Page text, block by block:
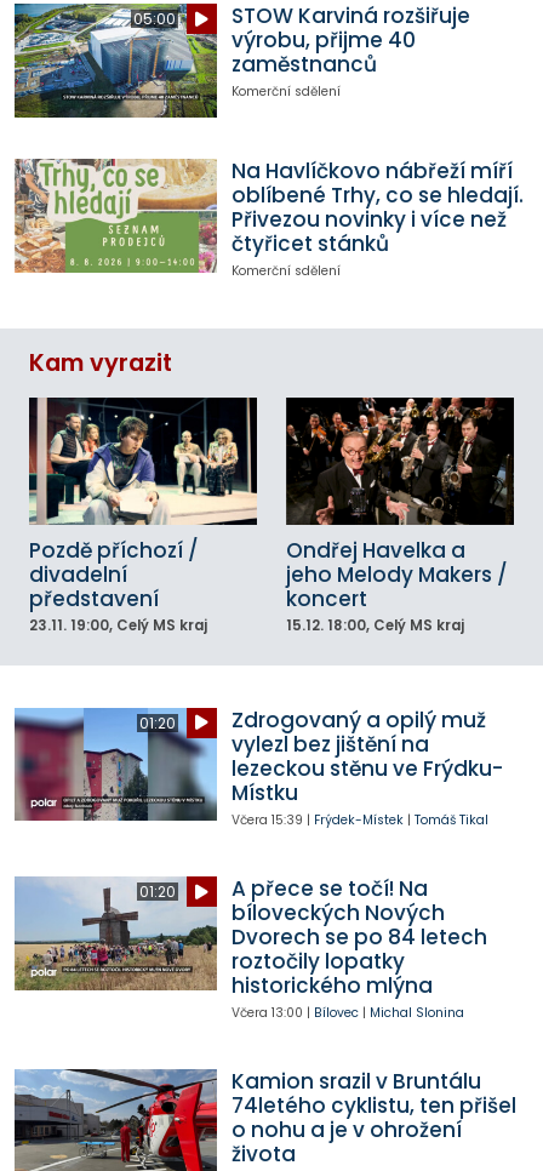
05:00
STOW Karviná rozšiřuje
výrobu, přijme 40
zaměstnanců
Komerční sdělení
Na Havlíčkovo nábřeží míří
oblíbené Trhy, co se hledají.
Přivezou novinky i více než
čtyřicet stánků
Komerční sdělení
Kam vyrazit
Pozdě příchozí /
divadelní
představení
23.11. 19:00, Celý MS kraj
Ondřej Havelka a
jeho Melody Makers /
koncert
15.12. 18:00, Celý MS kraj
01:20
Zdrogovaný a opilý muž
vylezl bez jištění na
lezeckou stěnu ve Frýdku-
Místku
Včera 15:39 | Frýdek-Místek| Tomáš Tikal
01:20
A přece se točí! Na
bíloveckých Nových
Dvorech se po 84 letech
roztočily lopatky
historického mlýna
Včera 13:00 | Bílovec| Michal Slonina
Kamion srazil v Bruntálu
74letého cyklistu, ten přišel
o nohu a je v ohrožení
života